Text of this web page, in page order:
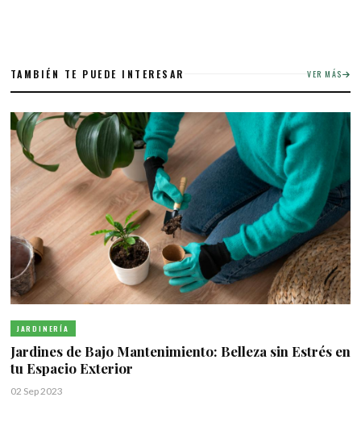
TAMBIÉN TE PUEDE INTERESAR VER MÁS
JARDINERÍA
Jardines de Bajo Mantenimiento: Belleza sin Estrés en
tu Espacio Exterior
02 Sep 2023